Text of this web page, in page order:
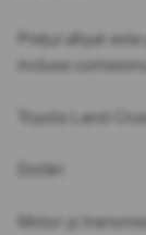
Prețul afișat
incluse
Toyota Land
Dotări:
Motor și